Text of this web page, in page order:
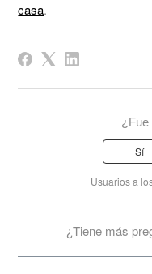
casa.
¿Fue
Sí
Usuarios a
¿Tiene más